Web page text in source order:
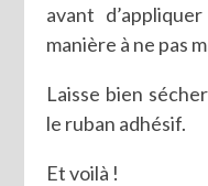
avant
manière à ne pas
Laisse bien
le ruban adhésif.
Et voilà !